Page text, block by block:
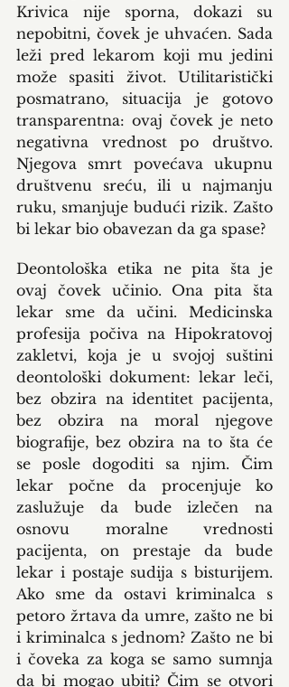
Krivica nije sporna, dokazi su
nepobitni, čovek je uhvaćen. Sada
leži pred lekarom koji mu jedini
može spasiti život. Utilitaristički
posmatrano, situacija je gotovo
transparentna: ovaj čovek je neto
negativna vrednost po društvo.
Njegova smrt povećava ukupnu
društvenu sreću, ili u najmanju
ruku, smanjuje budući rizik. Zašto
bi lekar bio obavezan da ga spase?
Deontološka etika ne pita šta je
ovaj čovek učinio. Ona pita šta
lekar sme da učini. Medicinska
profesija počiva na Hipokratovoj
zakletvi, koja je u svojoj suštini
deontološki dokument: lekar leči,
bez obzira na identitet pacijenta,
bez obzira na moral njegove
biografije, bez obzira na to šta će
se posle dogoditi sa njim. Čim
lekar počne da procenjuje ko
zaslužuje da bude izlečen na
osnovu moralne vrednosti
pacijenta, on prestaje da bude
lekar i postaje sudija s bisturijem.
Ako sme da ostavi kriminalca s
petoro žrtava da umre, zašto ne bi
i kriminalca s jednom? Zašto ne bi
i čoveka za koga se samo sumnja
da bi mogao ubiti? Čim se otvori